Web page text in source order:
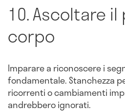
10. Ascoltare
corpo
Imparare a riconoscere i
fondamentale. Stanchezza
ricorrenti o cambiamenti
andrebbero ignorati.